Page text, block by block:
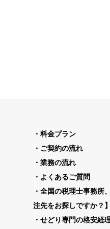
料金プラン
ご契約の流れ
業務の流れ
よくあるご質問
全国の税理士事務所
注先をお探しですか？】
せどり専門の格安経